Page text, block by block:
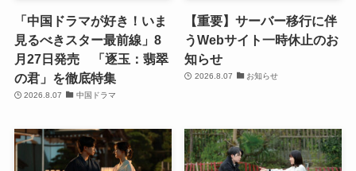
「中国ドラマが好き！いま
見るべきスター最前線」8
月27日発売 「逐玉：翡翠
の君」を徹底特集
2026.8.07 中国ドラマ
【重要】サーバー移行に伴
うWebサイト一時休止のお
知らせ
2026.8.07 お知らせ